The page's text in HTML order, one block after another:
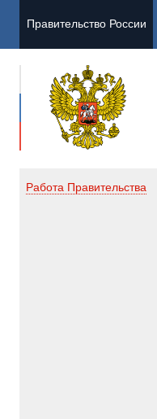
Правительство России
Работа Правительства